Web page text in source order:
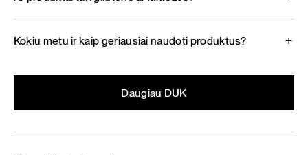
Kokiu metu ir kaip geriausiai naudoti produktus?
Daugiau DUK